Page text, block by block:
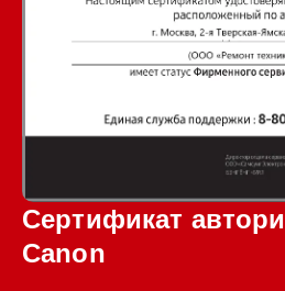
Сертификат
Canon